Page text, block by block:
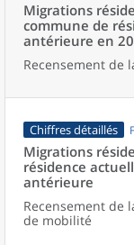
Migrations
commune de
antérieure en
Recensement de
Chiffres détaillés
Migrations
résidence
antérieure
Recensement de
de mobilité